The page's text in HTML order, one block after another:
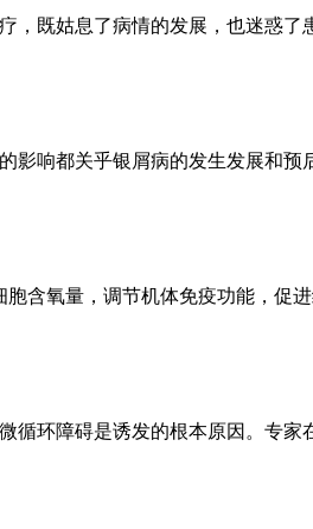
，既姑息了病情的发展，也迷惑了
影响都关乎银屑病的发生发展和预
含氧量，调节机体免疫功能，促
循环障碍是诱发的根本原因。专家